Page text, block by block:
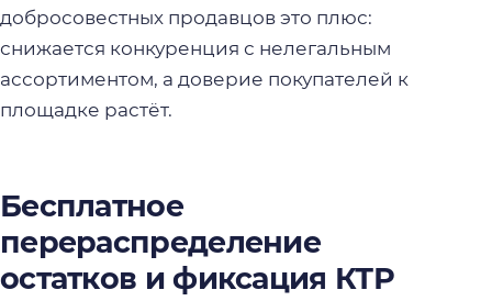
добросовестных продавцов это плюс:
снижается конкуренция с нелегальным
ассортиментом, а доверие покупателей к
площадке растёт.
Бесплатное
перераспределение
остатков и фиксация КТР